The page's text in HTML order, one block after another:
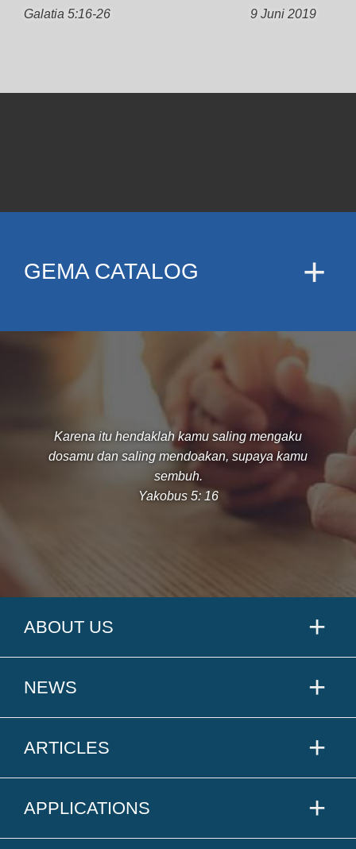
Galatia 5:16-26 9 Juni 2019
GEMA CATALOG
Karena itu hendaklah kamu saling mengaku
dosamu dan saling mendoakan, supaya kamu
sembuh.
Yakobus 5: 16
ABOUT US
NEWS
ARTICLES
APPLICATIONS